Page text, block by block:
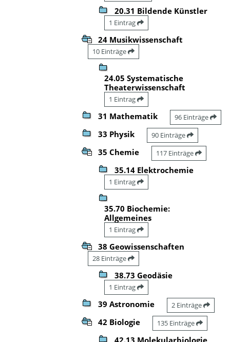
20.31 Bildende Künstler
1 Eintrag
24 Musikwissenschaft
10 Einträge
24.05 Systematische
Theaterwissenschaft
1 Eintrag
31 Mathematik 96 Einträge
33 Physik 90 Einträge
35 Chemie 117 Einträge
35.14 Elektrochemie
1 Eintrag
35.70 Biochemie:
Allgemeines
1 Eintrag
38 Geowissenschaften
28 Einträge
38.73 Geodäsie
1 Eintrag
39 Astronomie 2 Einträge
42 Biologie 135 Einträge
42.13 Molekularbiologie